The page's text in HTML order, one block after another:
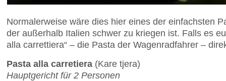
Normalerweise wäre dies hier eines der einfachsten
der außerhalb Italien schwer zu kriegen ist. Falls es
alla carrettiera“ – die Pasta der Wagenradfahrer –
Pasta alla carretiera (Kare tjera)
Hauptgericht für 2 Personen